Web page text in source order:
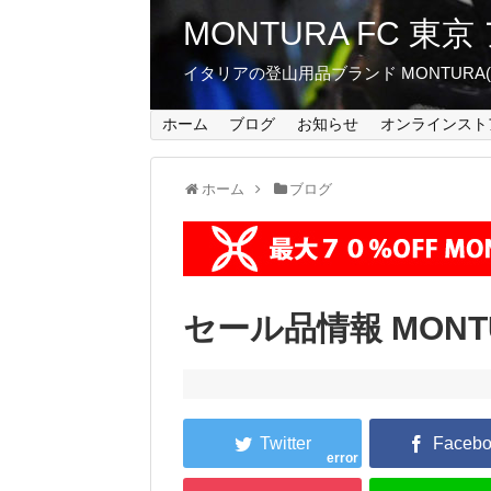
MONTURA FC 東
イタリアの登山用品ブランド
ホーム ブログ お知らせ オンラインスト
ホーム ブログ
セール品情報
error